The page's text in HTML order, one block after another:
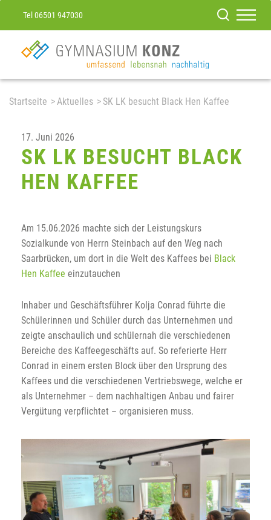
Tel 06501 947030
Startseite Aktuelles SK LK besucht Black Hen Kaffee
17. Juni 2026
SK LK BESUCHT BLACK
HEN KAFFEE
Am 15.06.2026 machte sich der Leistungskurs
Sozialkunde von Herrn Steinbach auf den Weg nach
Saarbrücken, um dort in die Welt des Kaffees bei Black
Hen Kaffee einzutauchen
Inhaber und Geschäftsführer Kolja Conrad führte die
Schülerinnen und Schüler durch das Unternehmen und
zeigte anschaulich und schülernah die verschiedenen
Bereiche des Kaffeegeschäfts auf. So referierte Herr
Conrad in einem ersten Block über den Ursprung des
Kaffees und die verschiedenen Vertriebswege, welche er
als Unternehmer – dem nachhaltigen Anbau und fairer
Vergütung verpflichtet – organisieren muss.